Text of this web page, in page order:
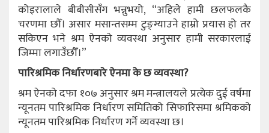
कोइरालाले बीबीसीसँग भन्नुभयो, “अहिले हामी छलफलकै
चरणमा छौँ। असार मसान्तसम्म टुङ्ग्याउने हाम्रो प्रयास हो तर
सकिएन भने श्रम ऐनको व्यवस्था अनुसार हामी सरकारलाई
जिम्मा लगाउँछौँ।”
पारिश्रमिक निर्धारणबारे ऐनमा के छ व्यवस्था?
श्रम ऐनको दफा १०७ अनुसार श्रम मन्त्रालयले प्रत्येक दुई वर्षमा
न्यूनतम पारिश्रमिक निर्धारण समितिको सिफारिसमा श्रमिकको
न्यूनतम पारिश्रमिक निर्धारण गर्ने व्यवस्था छ।